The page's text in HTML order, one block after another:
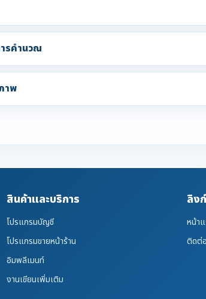
รคำนวณ
าพ
สินค้าและบริการ
โปรแกรมบัญชี
โปรแกรมขายหน้าร้าน
อิมพลีเมนท์
งานเขียนเพิ่มเติม
ลิง
หน้า
ติดต่